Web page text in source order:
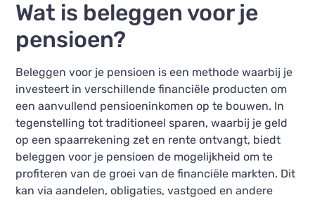
Wat is beleggen voor je
pensioen?
Beleggen voor je pensioen is een methode waarbij je
investeert in verschillende financiële producten om
een aanvullend pensioeninkomen op te bouwen. In
tegenstelling tot traditioneel sparen, waarbij je geld
op een spaarrekening zet en rente ontvangt, biedt
beleggen voor je pensioen de mogelijkheid om te
profiteren van de groei van de financiële markten. Dit
kan via aandelen, obligaties, vastgoed en andere